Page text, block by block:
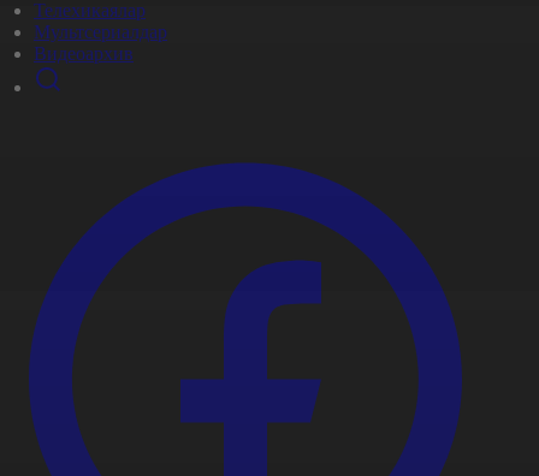
Телехикаялар
Мультсериалдар
Видеоархив